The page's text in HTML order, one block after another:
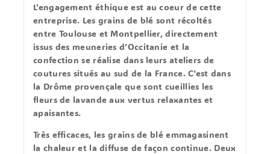
L’engagement éthique est au coeur de cette
entreprise. Les grains de blé sont récoltés
entre Toulouse et Montpellier, directement
issus des meuneries d’Occitanie et la
confection se réalise dans leurs ateliers de
coutures situés au sud de la France. C’est dans
la Drôme provençale que sont cueillies les
fleurs de lavande aux vertus relaxantes et
apaisantes.
Très efficaces, les grains de blé emmagasinent
la chaleur et la diffuse de façon continue. Deux